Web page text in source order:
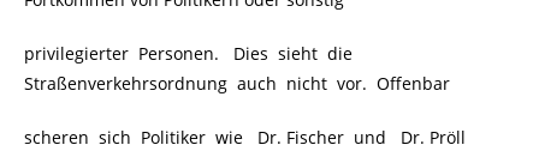
privilegierter Personen. Dies sieht die
Straßenverkehrsordnung auch nicht vor. Offenbar
scheren sich Politiker wie Dr. Fischer und Dr. Pröll